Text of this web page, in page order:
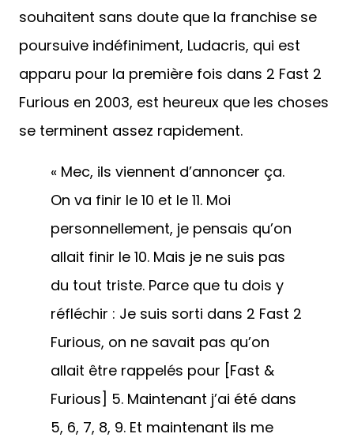
souhaitent sans doute que la franchise se
poursuive indéfiniment, Ludacris, qui est
apparu pour la première fois dans 2 Fast 2
Furious en 2003, est heureux que les choses
se terminent assez rapidement.
« Mec, ils viennent d’annoncer ça.
On va finir le 10 et le 11. Moi
personnellement, je pensais qu’on
allait finir le 10. Mais je ne suis pas
du tout triste. Parce que tu dois y
réfléchir : Je suis sorti dans 2 Fast 2
Furious, on ne savait pas qu’on
allait être rappelés pour [Fast &
Furious] 5. Maintenant j’ai été dans
5, 6, 7, 8, 9. Et maintenant ils me